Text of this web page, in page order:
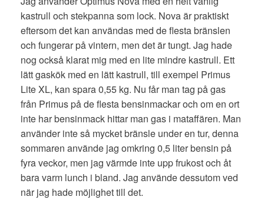
kastrull och stekpanna som lock. Nova är praktiskt
eftersom det kan användas med de flesta bränslen
och fungerar på vintern, men det är tungt. Jag hade
nog också klarat mig med en lite mindre kastrull. Ett
lätt gaskök med en lätt kastrull, till exempel Primus
Lite XL, kan spara 0,55 kg. Nu får man tag på gas
från Primus på de flesta bensinmackar och om en ort
inte har bensinmack hittar man gas i mataffären. Man
använder inte så mycket bränsle under en tur, denna
sommaren använde jag omkring 0,5 liter bensin på
fyra veckor, men jag värmde inte upp frukost och åt
bara varm lunch i bland. Jag använde dessutom ved
när jag hade möjlighet till det.